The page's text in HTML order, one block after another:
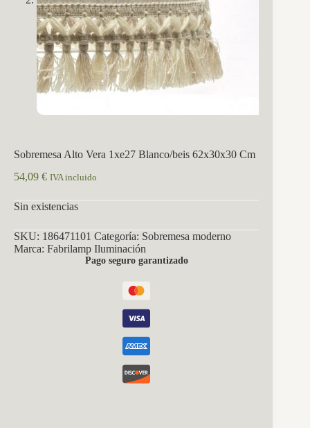
Sobremesa Alto Vera 1xe27 Blanco/beis 62x30x30 Cm
54,09 € IVA incluido
Sin existencias
SKU: 186471101 Categoría: Sobremesa moderno
Marca: Fabrilamp Iluminación
Pago seguro garantizado